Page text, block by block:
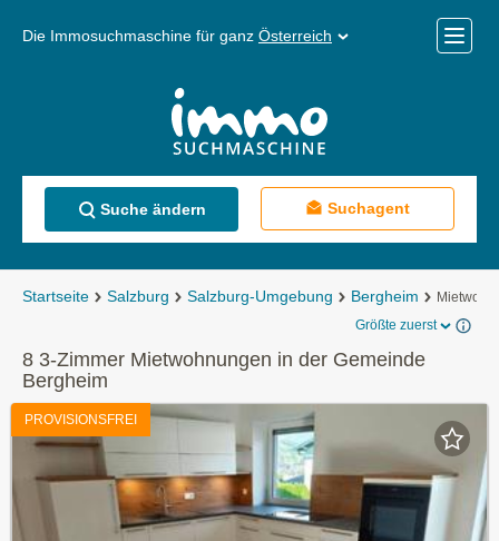
Die Immosuchmaschine für ganz Österreich
Menü
Suche ändern Suchagent
Startseite Salzburg Salzburg-Umgebung Bergheim
Größte zuerst
8 3-Zimmer Mietwohnungen in der Gemeinde
Bergheim
PROVISIONSFREI